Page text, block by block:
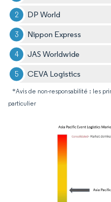
DP World
Nippon Express
JAS Worldwide
CEVA Logistics
*Avis de non-responsabilité : les
particulier